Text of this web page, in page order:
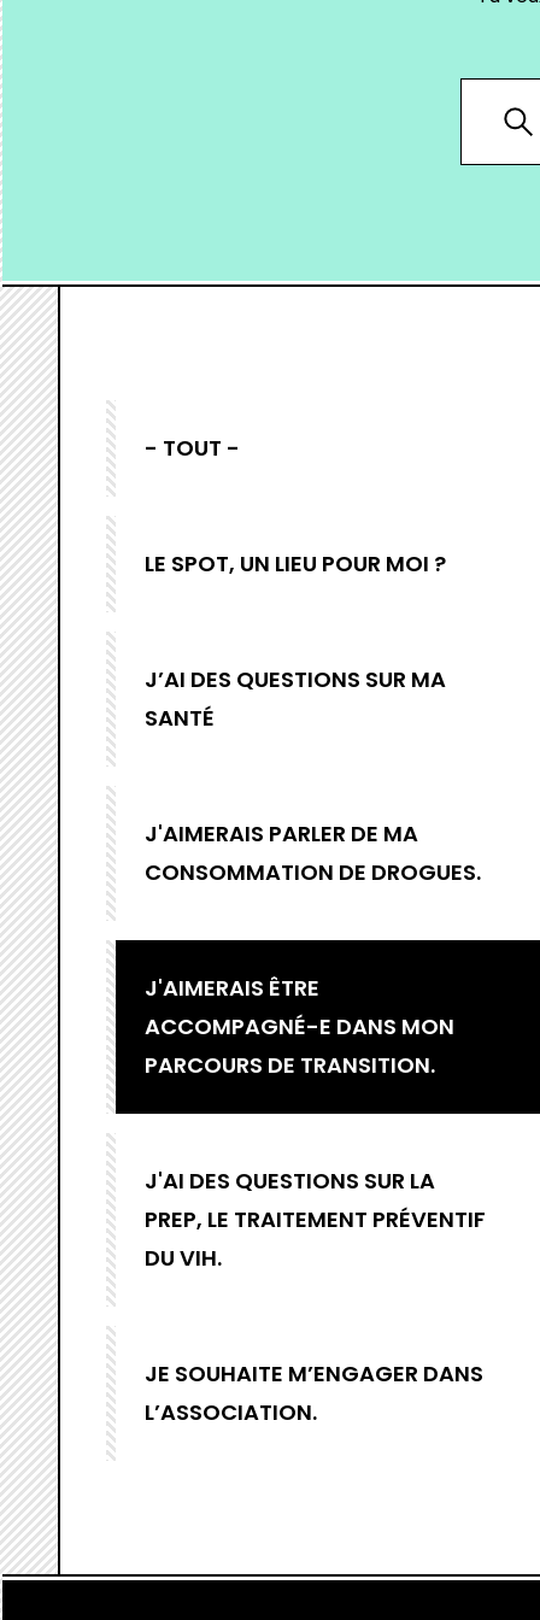
- TOUT -
LE SPOT, UN LIEU POUR MOI ?
J’AI DES QUESTIONS SUR MA
SANTÉ
J'AIMERAIS PARLER DE MA
CONSOMMATION DE DROGUES.
J'AIMERAIS ÊTRE
ACCOMPAGNÉ-E DANS MON
PARCOURS DE TRANSITION.
J'AI DES QUESTIONS SUR LA
PREP, LE TRAITEMENT PRÉVENTIF
DU VIH.
JE SOUHAITE M’ENGAGER DANS
L’ASSOCIATION.